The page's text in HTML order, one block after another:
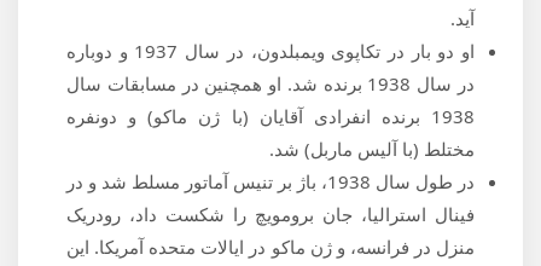
آید.
او دو بار در تکاپوی ویمبلدون، در سال 1937 و دوباره
در سال 1938 برنده شد. او همچنین در مسابقات سال
1938 برنده انفرادی آقایان (با ژن ماكو) و دونفره
مختلط (با آلیس ماربل) شد.
در طول سال 1938، باژ بر تنیس آماتور مسلط شد و در
فینال استرالیا، جان برومویچ را شکست داد، رودریک
منزل در فرانسه، و ژن ماکو در ایالات متحده آمریکا. این